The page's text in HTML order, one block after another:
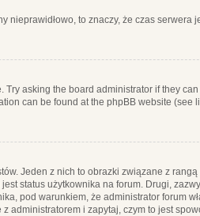
nieprawidłowo, to znaczy, że czas serwera
asking the board administrator if they
can be found at the phpBB website (see
Jeden z nich to obrazki związane z
status użytkownika na forum. Drugi,
pod warunkiem, że administrator forum
administratorem i zapytaj, czym to jest